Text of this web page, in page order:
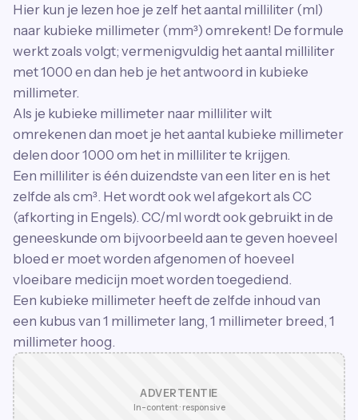
Hier kun je lezen hoe je zelf het aantal milliliter (ml)
naar kubieke millimeter (mm³) omrekent! De formule
werkt zoals volgt; vermenigvuldig het aantal milliliter
met 1000 en dan heb je het antwoord in kubieke
millimeter.
Als je kubieke millimeter naar milliliter wilt
omrekenen dan moet je het aantal kubieke millimeter
delen door 1000 om het in milliliter te krijgen.
Een milliliter is één duizendste van een liter en is het
zelfde als cm³. Het wordt ook wel afgekort als CC
(afkorting in Engels). CC/ml wordt ook gebruikt in de
geneeskunde om bijvoorbeeld aan te geven hoeveel
bloed er moet worden afgenomen of hoeveel
vloeibare medicijn moet worden toegediend.
Een kubieke millimeter heeft de zelfde inhoud van
een kubus van 1 millimeter lang, 1 millimeter breed, 1
millimeter hoog.
ADVERTENTIE
In-content · responsive